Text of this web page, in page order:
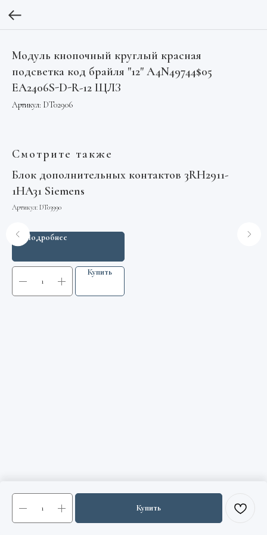
Модуль кнопочный круглый красная
подсветка код брайля "12" A4N49744$05
EA2406S-D-R-12 ЩЛЗ
Артикул: DT02906
Купить
Смотрите также
Блок дополнительных контактов 3RH2911-
1HA31 Siemens
Артикул: DT03990
Подробнее
Купить